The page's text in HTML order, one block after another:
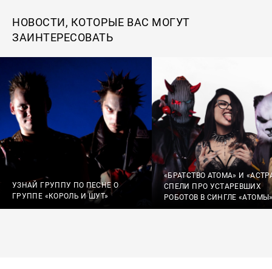
НОВОСТИ, КОТОРЫЕ ВАС МОГУТ
ЗАИНТЕРЕСОВАТЬ
УЗНАЙ ГРУППУ ПО ПЕСНЕ О
ГРУППЕ «КОРОЛЬ И ШУТ»
«БРАТСТВО АТОМА» И
СПЕЛИ ПРО УСТАРЕВШИХ
РОБОТОВ В СИНГЛЕ